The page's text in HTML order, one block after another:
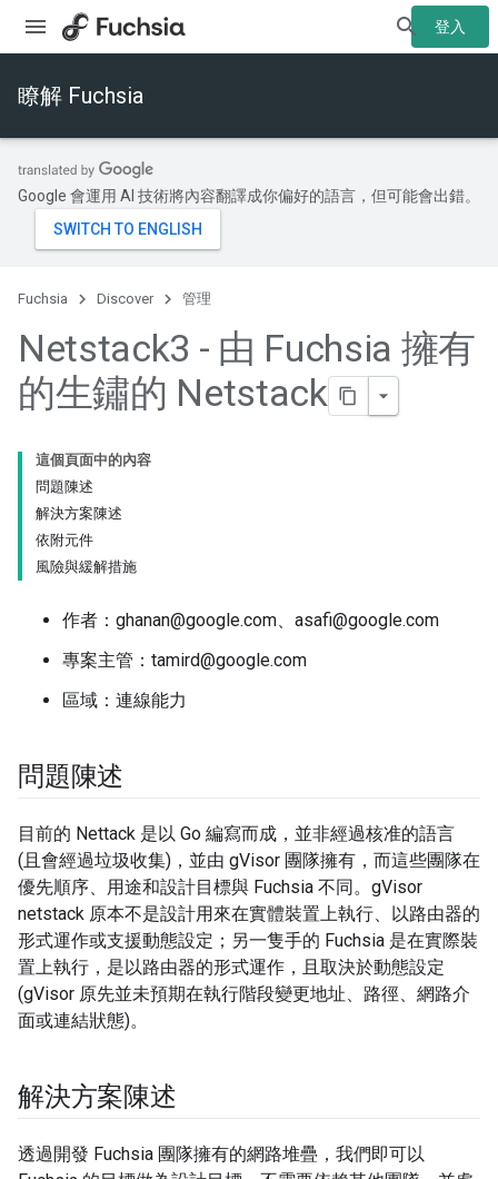
登入
瞭解 Fuchsia
Google 會運用 AI 技術將內容翻譯成你偏好的語言，但可能會出錯。
Fuchsia Discover 管理
Netstack3 - 由 Fuchsia 擁有
的生鏽的 Netstack
這個頁面中的內容
問題陳述
解決方案陳述
依附元件
風險與緩解措施
作者：ghanan@google.com、asafi@google.com
專案主管：tamird@google.com
區域：連線能力
問題陳述
目前的 Nettack 是以 Go 編寫而成，並非經過核准的語言
(且會經過垃圾收集)，並由 gVisor 團隊擁有，而這些團隊在
優先順序、用途和設計目標與 Fuchsia 不同。gVisor
netstack 原本不是設計用來在實體裝置上執行、以路由器的
形式運作或支援動態設定；另一隻手的 Fuchsia 是在實際裝
置上執行，是以路由器的形式運作，且取決於動態設定
(gVisor 原先並未預期在執行階段變更地址、路徑、網路介
面或連結狀態)。
解決方案陳述
透過開發 Fuchsia 團隊擁有的網路堆疊，我們即可以